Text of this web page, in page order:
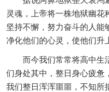
灵魂，上帝将一株地狱幽花
坚持不懈，努力奋斗的人能
净化他们的心灵，使他们升
而今我们常常将高中生
们身处其中，整日身心疲惫
我们整日浑浑噩噩，不知所